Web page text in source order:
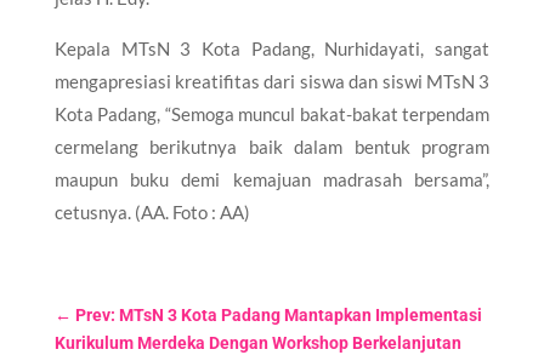
Kepala MTsN 3 Kota Padang, Nurhidayati, sangat
mengapresiasi kreatifitas dari siswa dan siswi MTsN 3
Kota Padang, “Semoga muncul bakat-bakat terpendam
cermelang berikutnya baik dalam bentuk program
maupun buku demi kemajuan madrasah bersama”,
cetusnya. (AA. Foto : AA)
← Prev: MTsN 3 Kota Padang Mantapkan Implementasi
Kurikulum Merdeka Dengan Workshop Berkelanjutan